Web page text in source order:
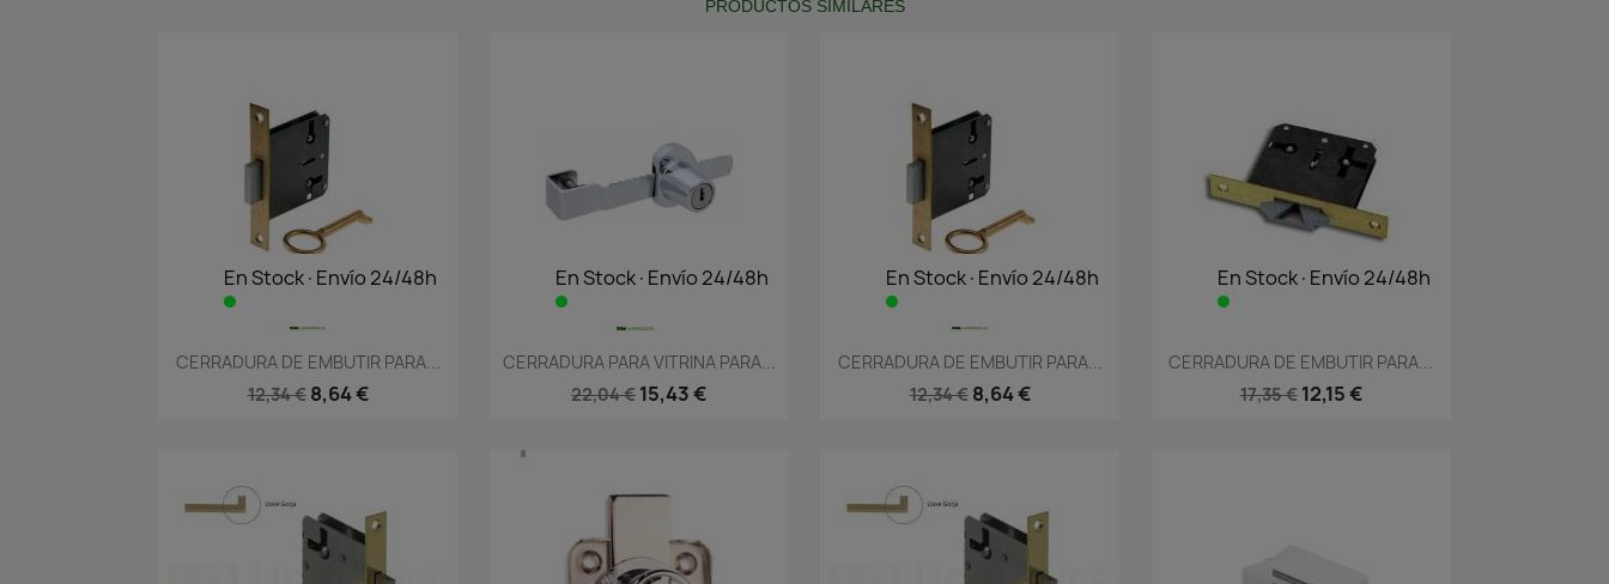
PRODUCTOS SIMILARES
En Stock·Envío 24/48h
Vista rápida
CERRADURA DE EMBUTIR PARA...
12,34 € 8,64 €
En Stock·Envío 24/48h
Vista rápida
CERRADURA PARA VITRINA PARA...
22,04 € 15,43 €
En Stock·Envío 24/48h
Vista rápida
CERRADURA DE EMBUTIR PARA...
12,34 € 8,64 €
En Stock·Envío 24/48h
Vista rápida
CERRADURA DE EMBUTIR PARA...
17,35 € 12,15 €